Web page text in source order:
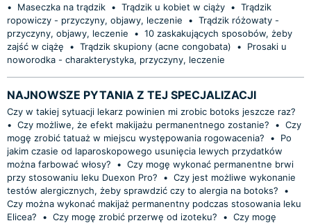
•
Maseczka na trądzik • Trądzik u kobiet w ciąży • Trądzik
ropowiczy - przyczyny, objawy, leczenie
• Trądzik różowaty -
przyczyny, objawy, leczenie
• 10 zaskakujących sposobów, żeby
zajść w ciążę
• Trądzik skupiony (acne congobata) •
Prosaki u
noworodka - charakterystyka, przyczyny, leczenie
NAJNOWSZE PYTANIA Z TEJ SPECJALIZACJI
Czy w takiej sytuacji lekarz powinien mi zrobic botoks jeszcze raz?
• Czy możliwe, że efekt makijażu permanentnego zostanie? • Czy
mogę zrobić tatuaż w miejscu występowania rogowacenia?
•
Po
jakim czasie od laparoskopowego usunięcia lewych przydatków
można farbować włosy?
• Czy mogę wykonać permanentne brwi
przy stosowaniu leku Duexon Pro?
• Czy jest możliwe wykonanie
testów alergicznych, żeby sprawdzić czy to alergia na botoks?
•
Czy można wykonać makijaż permanentny podczas stosowania leku
Elicea?
• Czy mogę zrobić przerwę od izoteku? • Czy mogę